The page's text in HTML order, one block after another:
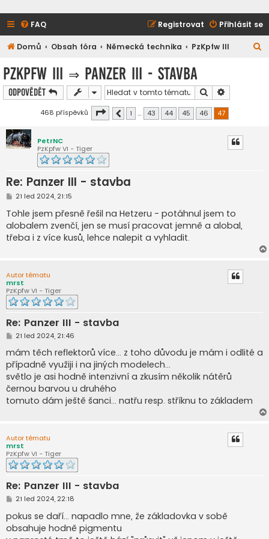
FAQ Přihlásit se
Registrovat
Domů Obsah fóra Německá technika PzKpfw III
PzKpfw III ⇒ Panzer III - stavba
Odpovědět Hledat
468 příspěvků Stránka z47
Předchozí
1 … 43 44 45 46 47
PetrNC
PzKpfw VI - Tiger
Re: Panzer III - stavba
P
í
s
p
ě
v
21 led 2024, 21:15
Tohle jsem přesně řešil na Hetzeru - potáhnul jsem to
alobalem zvenčí, jen se musí pracovat jemně a alobal,
třeba i z více kusů, lehce nalepit a vyhladit.
Autor tématu
mrst
PzKpfw VI - Tiger
Re: Panzer III - stavba
P
í
s
p
ě
v
e
k
21 led 2024, 21:46
mám těch reflektorů více... z toho důvodu je mám i odlité a
případně využiji i na jiných modelech...
světlo je asi hodně intenzivní a zkusím několik nátěrů
černou barvou u druhého
tomuto dám ještě šanci... natřu resp. stříknu to základem
Autor tématu
mrst
PzKpfw VI - Tiger
Re: Panzer III - stavba
P
í
s
p
21 led 2024, 22:18
pokus se daří... napadlo mne, že základovka v sobě
obsahuje hodně pigmentu